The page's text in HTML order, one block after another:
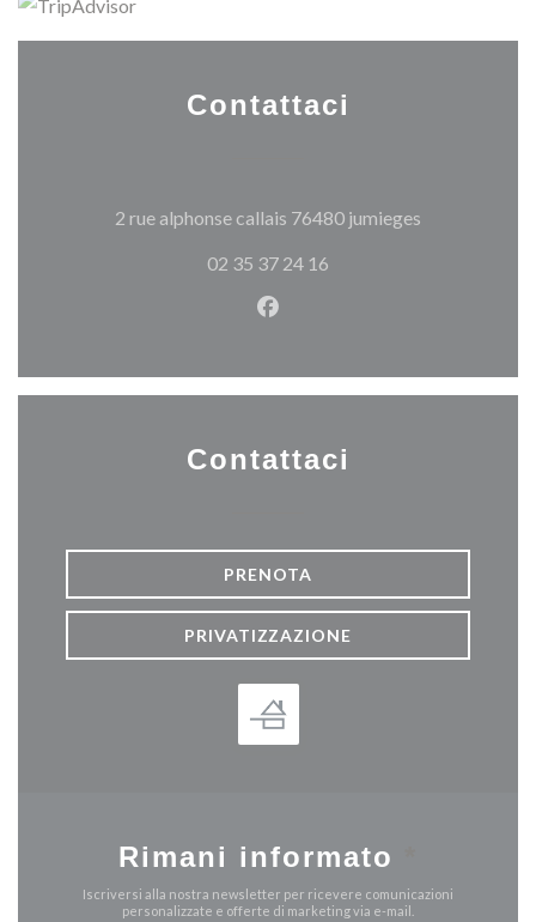
Contattaci
2 rue alphonse callais 76480 jumieges
02 35 37 24 16
Facebook ((apre una nuova
Contattaci
PRENOTA
PRIVATIZZAZIONE
Rimani informato
Iscriversi alla nostra newsletter per ricevere comunicazioni
personalizzate e offerte di marketing via e-mail.